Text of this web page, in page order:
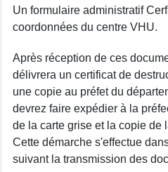
Un formulaire administratif
coordonnées du centre VHU.
Après réception de ces
délivrera un certificat de
une copie au préfet du
devrez faire expédier à la
de la carte grise et la copie de
Cette démarche s'effectue
suivant la transmission des